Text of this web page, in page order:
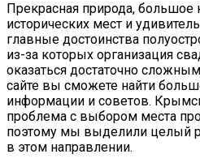
Прекрасная природа, большое
исторических мест и
главные достоинства
из-за которых организация
оказаться достаточно
сайте вы сможете найти
информации и советов.
проблема с выбором места
поэтому мы выделили целый
в этом направлении.